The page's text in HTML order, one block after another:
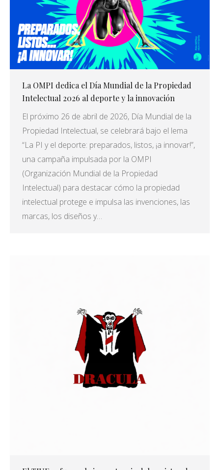
La OMPI dedica el Día Mundial de la Propiedad
Intelectual 2026 al deporte y la innovación
El próximo 26 de abril de 2026, Día Mundial de la
Propiedad Intelectual, se celebrará bajo el lema
“La PI y el deporte: preparados, listos, ¡a innovar!”,
una campaña impulsada por la OMPI
(Organización Mundial de la Propiedad
Intelectual) para destacar cómo la propiedad
intelectual protege e impulsa las invenciones, las
marcas, los diseños y…